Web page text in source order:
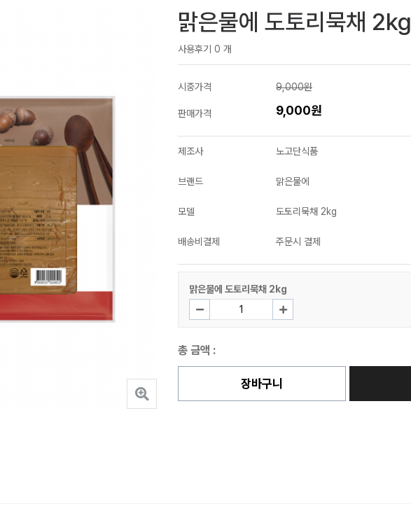
맑은물에 도토리묵채 2kg
사용후기 0 개
시중가격 9,000원
판매가격 9,000원
제조사 노고단식품
브랜드 맑은물에
모델 도토리묵채 2kg
배송비결제 주문시 결제
맑은물에 도토리묵채 2kg
총 금액 :
장바구니